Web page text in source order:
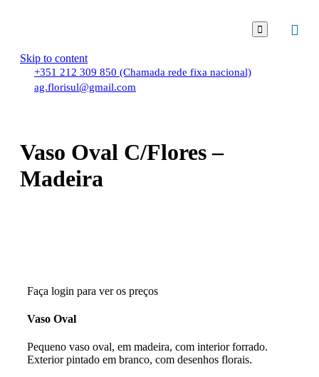

Skip to content
+351 212 309 850 (Chamada rede fixa nacional)
ag.florisul@gmail.com
Vaso Oval C/Flores –
Madeira
Faça login para ver os preços
Vaso Oval
Pequeno vaso oval, em madeira, com interior forrado.
Exterior pintado em branco, com desenhos florais.